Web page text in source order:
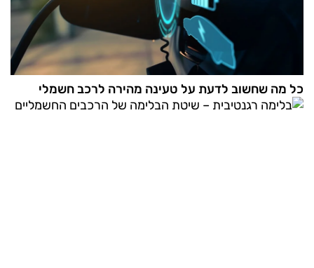
כל מה שחשוב לדעת על טעינה מהירה לרכב חשמלי